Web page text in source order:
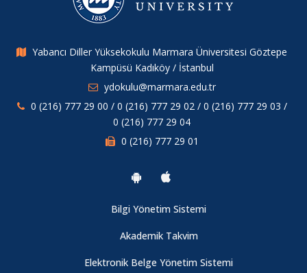
Yabancı Diller Yüksekokulu Marmara Üniversitesi Göztepe
Kampüsü Kadıköy / İstanbul
ydokulu@marmara.edu.tr
0 (216) 777 29 00 / 0 (216) 777 29 02 / 0 (216) 777 29 03 /
0 (216) 777 29 04
0 (216) 777 29 01
Bilgi Yönetim Sistemi
Akademik Takvim
Elektronik Belge Yönetim Sistemi